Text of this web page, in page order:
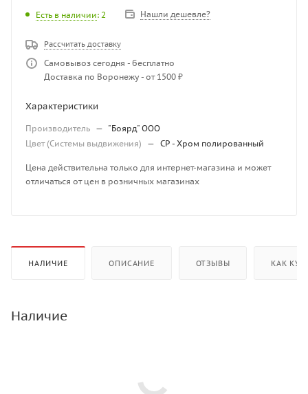
Есть в наличии: 2 Нашли дешевле?
Рассчитать доставку
Самовывоз сегодня - бесплатно
Доставка по Воронежу - от 1500 ₽
Характеристики
Производитель — "Боярд" ООО
Цвет (Системы выдвижения)
— CP - Хром полированный
Цена действительна только для интернет-магазина и может
отличаться от цен в розничных магазинах
НАЛИЧИЕ ОПИСАНИЕ ОТЗЫВЫ КАК
Наличие